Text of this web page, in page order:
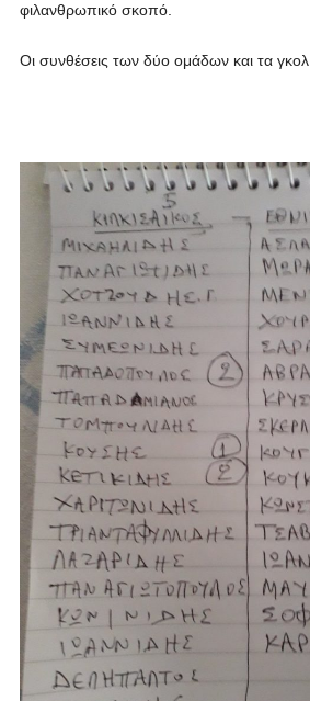
φιλανθρωπικό σκοπό.
Οι συνθέσεις των δύο ομάδων και τα γκολ